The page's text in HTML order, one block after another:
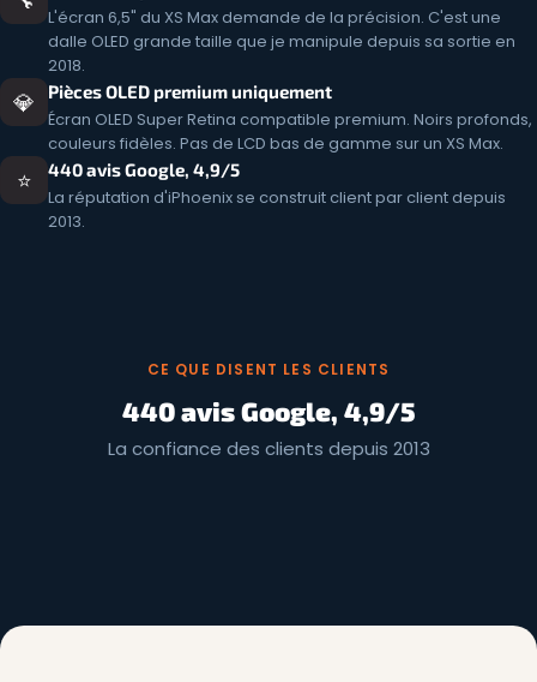
L'écran 6,5" du XS Max demande de la précision. C'est une
dalle OLED grande taille que je manipule depuis sa sortie en
2018.
💎 Pièces OLED premium uniquement
Écran OLED Super Retina compatible premium. Noirs profonds,
couleurs fidèles. Pas de LCD bas de gamme sur un XS Max.
⭐ 440 avis Google, 4,9/5
La réputation d'iPhoenix se construit client par client depuis
2013.
CE QUE DISENT LES CLIENTS
440 avis Google, 4,9/5
La confiance des clients depuis 2013